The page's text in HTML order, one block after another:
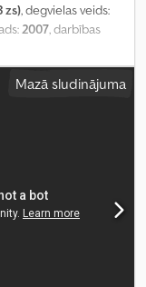
zs), degvielas veids:
2007, darbības
Mazā sludinājuma